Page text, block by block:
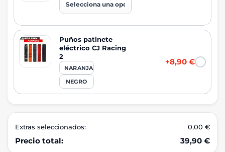
Puños patinete
eléctrico CJ Racing
2
NARANJA
NEGRO
+8,90 €
Extras seleccionados: 0,00 €
Precio total: 39,90 €